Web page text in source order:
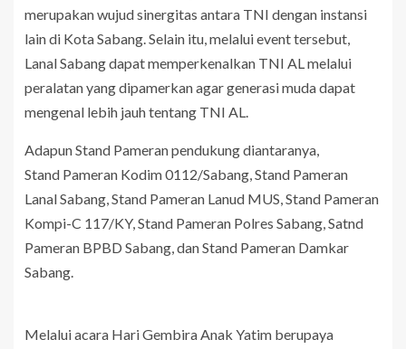
merupakan wujud sinergitas antara TNI dengan instansi
lain di Kota Sabang. Selain itu, melalui event tersebut,
Lanal Sabang dapat memperkenalkan TNI AL melalui
peralatan yang dipamerkan agar generasi muda dapat
mengenal lebih jauh tentang TNI AL.
Adapun Stand Pameran pendukung diantaranya,
Stand Pameran Kodim 0112/Sabang, Stand Pameran
Lanal Sabang, Stand Pameran Lanud MUS, Stand Pameran
Kompi-C 117/KY, Stand Pameran Polres Sabang, Satnd
Pameran BPBD Sabang, dan Stand Pameran Damkar
Sabang.
Melalui acara Hari Gembira Anak Yatim berupaya